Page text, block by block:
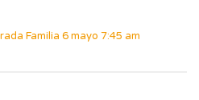
Familia 6 mayo 7:45 am